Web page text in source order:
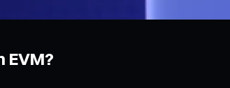
EVM?